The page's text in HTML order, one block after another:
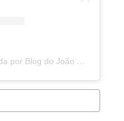
Uma publicação compartilhada por Blog do João Marcolino (@joaomarcolinoneto)